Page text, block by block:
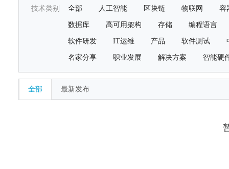
技术类别 全部 人工智能 区块链 物联网 容
数据库 高可用架构 存储 编程语言
软件研发 IT运维 产品 软件测试
名家分享 职业发展 解决方案 智能硬
全部 最新发布